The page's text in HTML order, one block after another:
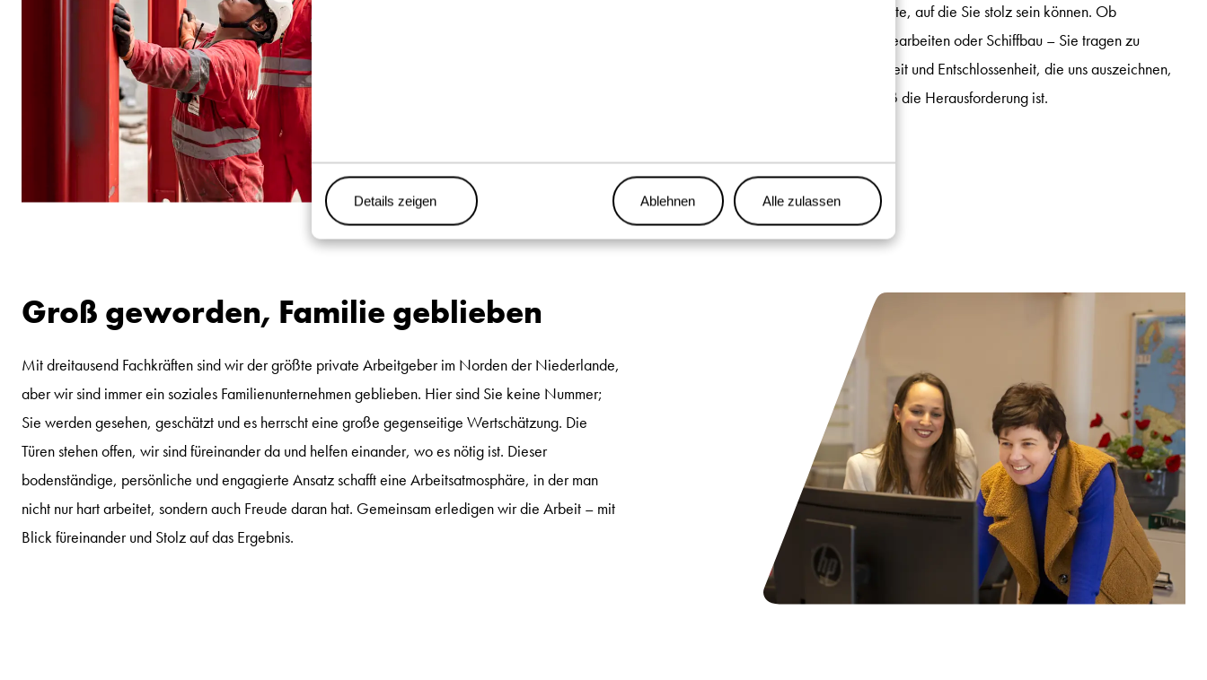
Details zeigen Ablehnen Alle zulassen
herausforderndes Arbeitsumfeld voller Projekte, auf die Sie stolz sein können. Ob
innovativer Schwertransport, komplexe Hebearbeiten oder Schiffbau – Sie tragen zu
Ergebnissen bei, die zählen. Mit der Sicherheit und Entschlossenheit, die uns auszeichnen,
erledigen wir jede Aufgabe – egal, wie groß die Herausforderung ist.
Groß geworden, Familie geblieben
Mit dreitausend Fachkräften sind wir der größte private Arbeitgeber im Norden der Niederlande,
aber wir sind immer ein soziales Familienunternehmen geblieben. Hier sind Sie keine Nummer;
Sie werden gesehen, geschätzt und es herrscht eine große gegenseitige Wertschätzung. Die
Türen stehen offen, wir sind füreinander da und helfen einander, wo es nötig ist. Dieser
bodenständige, persönliche und engagierte Ansatz schafft eine Arbeitsatmosphäre, in der man
nicht nur hart arbeitet, sondern auch Freude daran hat. Gemeinsam erledigen wir die Arbeit – mit
Blick füreinander und Stolz auf das Ergebnis.